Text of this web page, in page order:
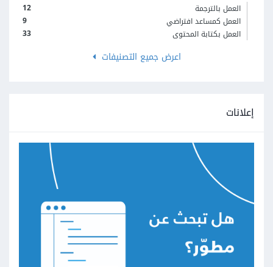
12
العمل بالترجمة
9
العمل كمساعد افتراضي
33
العمل بكتابة المحتوى
اعرض جميع التصنيفات
إعلانات